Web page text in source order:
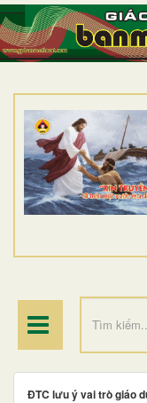
TRANG NHẤT
GIỚI THIỆU
DÒNG TU
BAN MỤC VỤ
ĐOÀN THỂ CG
ĐIỂM HÀNH
ĐTC lưu ý vai trò giáo